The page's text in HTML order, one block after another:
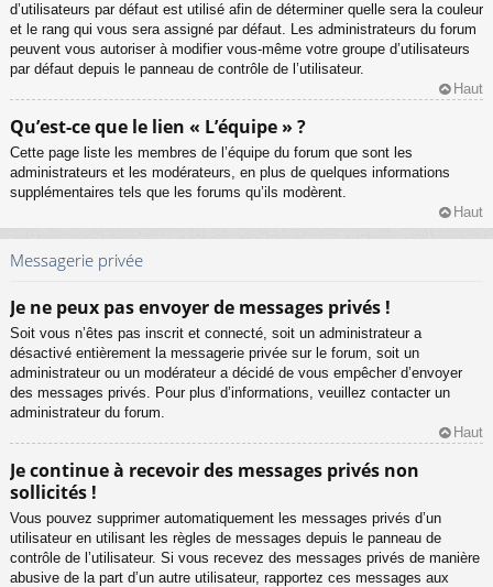
d’utilisateurs par défaut est utilisé afin de déterminer quelle sera la couleur
et le rang qui vous sera assigné par défaut. Les administrateurs du forum
peuvent vous autoriser à modifier vous-même votre groupe d’utilisateurs
par défaut depuis le panneau de contrôle de l’utilisateur.
Haut
Qu’est-ce que le lien « L’équipe » ?
Cette page liste les membres de l’équipe du forum que sont les
administrateurs et les modérateurs, en plus de quelques informations
supplémentaires tels que les forums qu’ils modèrent.
Haut
Messagerie privée
Je ne peux pas envoyer de messages privés !
Soit vous n’êtes pas inscrit et connecté, soit un administrateur a
désactivé entièrement la messagerie privée sur le forum, soit un
administrateur ou un modérateur a décidé de vous empêcher d’envoyer
des messages privés. Pour plus d’informations, veuillez contacter un
administrateur du forum.
Haut
Je continue à recevoir des messages privés non
sollicités !
Vous pouvez supprimer automatiquement les messages privés d’un
utilisateur en utilisant les règles de messages depuis le panneau de
contrôle de l’utilisateur. Si vous recevez des messages privés de manière
abusive de la part d’un autre utilisateur, rapportez ces messages aux